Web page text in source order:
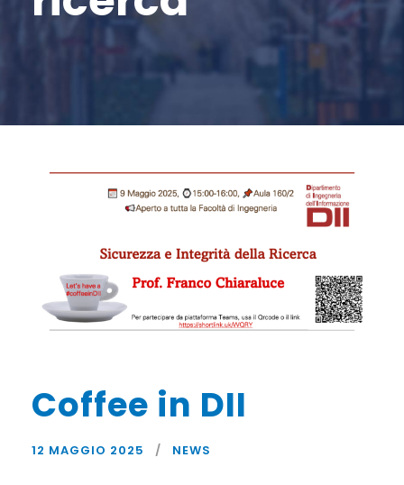
Coffee in DII
12 MAGGIO 2025 NEWS